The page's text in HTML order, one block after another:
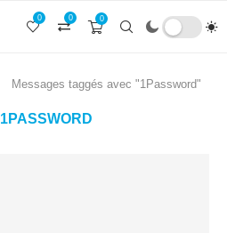
0
0
0
Messages taggés avec "1Password"
1PASSWORD